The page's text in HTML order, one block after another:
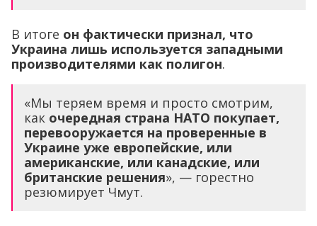
В итоге он фактически признал, что
Украина лишь используется западными
производителями как полигон.
«Мы теряем время и просто смотрим,
как очередная страна НАТО покупает,
перевооружается на проверенные в
Украине уже европейские, или
американские, или канадские, или
британские решения», — горестно
резюмирует Чмут.